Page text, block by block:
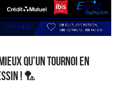
qu’un tournoi en
! 🏸